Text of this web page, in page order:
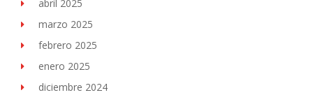
abril 2025
marzo 2025
febrero 2025
enero 2025
diciembre 2024